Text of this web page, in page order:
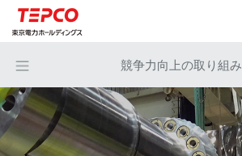
競争力向上の取り組み